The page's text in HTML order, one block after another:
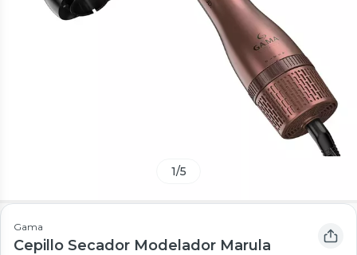
1/5
Gama
Cepillo Secador Modelador Marula